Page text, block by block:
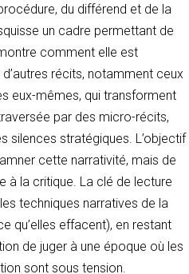
du différend et de la
un cadre permettant de
comment elle est
récits, notamment ceux
eux-mêmes, qui transforment
par des micro-récits,
silences stratégiques. L’objectif
cette narrativité, mais de
à la critique. La clé de lecture
techniques narratives de la
qu’elles effacent), en restant
de juger à une époque où les
sont sous tension.